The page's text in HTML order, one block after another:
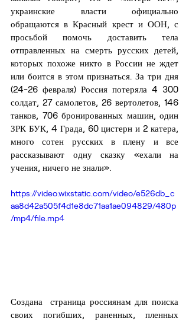
украинские власти официально
обращаются в Красный крест и ООН, с
просьбой помочь доставить тела
отправленных на смерть русских детей,
которых похоже никто в России не ждет
или боится в этом признаться. За три дня
(24-26 февраля) Россия потеряла 4 300
солдат, 27 самолетов, 26 вертолетов, 146
танков, 706 бронированных машин, один
ЗРК БУК, 4 Града, 60 цистерн и 2 катера,
много сотен русских в плену и все
рассказывают одну сказку «ехали на
учения, ничего не знали».
https://video.wixstatic.com/video/e526db_c
aa8d42a505f4d1e8dc71aa1ae094829/480p
/mp4/file.mp4
Создана  страница россиянам для поиска
своих погибших, раненных, пленных